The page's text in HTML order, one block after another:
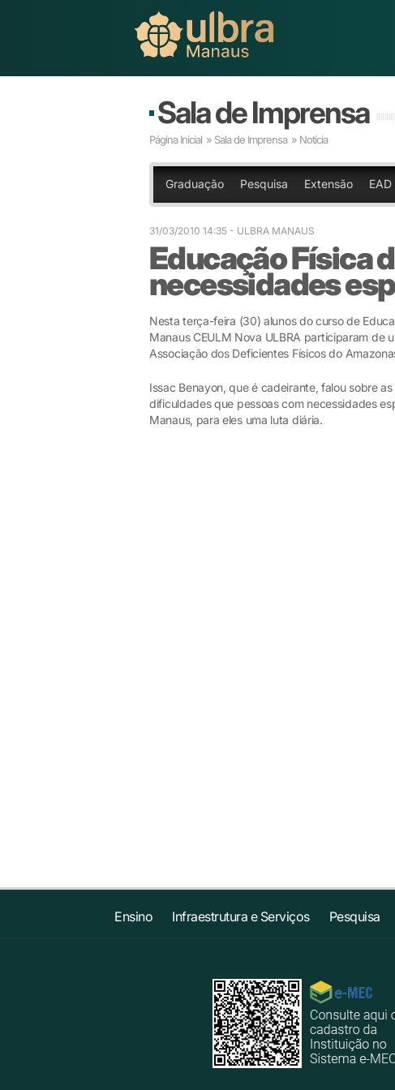
Sala de Imprensa
Página Inicial » Sala de Imprensa » Notícia
Graduação Pesquisa Extensão EAD
31/03/2010 14:35 - ULBRA MANAUS
Educação Física
necessidades
Nesta terça-feira (30) alunos do curso de
Manaus CEULM Nova ULBRA participaram de
Associação dos Deficientes Físicos do
Issac Benayon, que é cadeirante, falou sobre
dificuldades que pessoas com necessidades
Manaus, para eles uma luta diária.
Ensino Infraestrutura e Serviços Pesquisa